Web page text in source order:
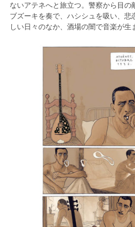
ないアテネへと旅立つ。警察から目の
ブズーキを奏で、ハシシュを吸い、悲
しい日々のなか、酒場の闇で音楽が生